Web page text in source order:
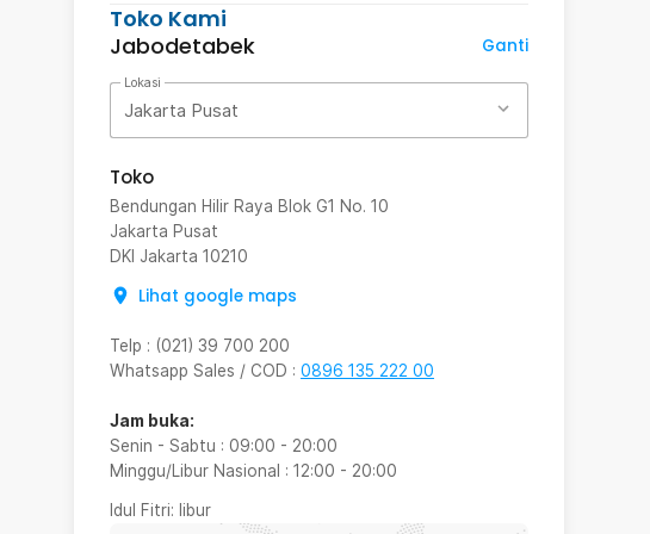
Toko Kami
Jabodetabek
Ganti
Lokasi
Jakarta Pusat
Toko
Bendungan Hilir Raya Blok G1 No. 10
Jakarta Pusat
DKI Jakarta 10210
Lihat google maps
Telp : (021) 39 700 200
Whatsapp Sales / COD : 0896 135 222 00
Jam buka:
Senin - Sabtu : 09:00 - 20:00
Minggu/Libur Nasional : 12:00 - 20:00
Idul Fitri: libur